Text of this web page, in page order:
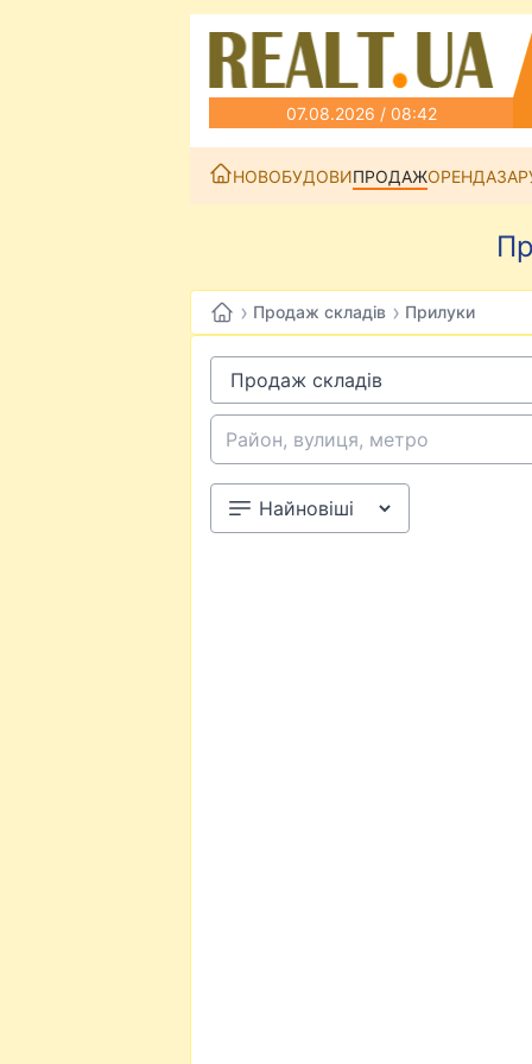
07.08.2026 / 08:42
НОВОБУДОВИПРОДАЖОРЕНДА
› Продаж складів › Прилуки